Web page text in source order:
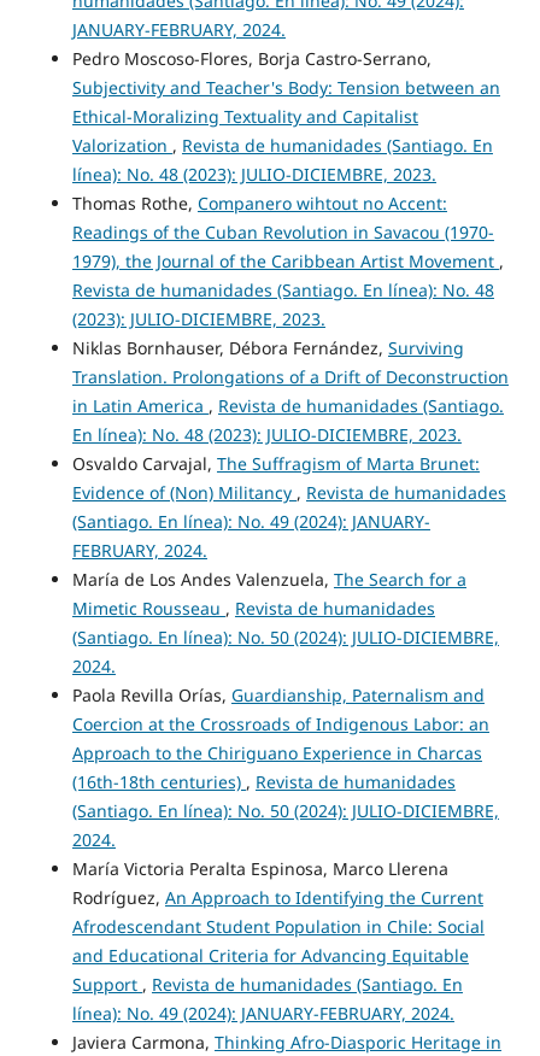
JANUARY-FEBRUARY, 2024.
Pedro Moscoso-Flores, Borja Castro-Serrano,
Subjectivity and Teacher's Body: Tension between an
Ethical-Moralizing Textuality and Capitalist
Valorization , Revista de humanidades (Santiago. En
línea): No. 48 (2023): JULIO-DICIEMBRE, 2023.
Thomas Rothe, Companero wihtout no Accent:
Readings of the Cuban Revolution in Savacou (1970-
1979), the Journal of the Caribbean Artist Movement ,
Revista de humanidades (Santiago. En línea): No. 48
(2023): JULIO-DICIEMBRE, 2023.
Niklas Bornhauser, Débora Fernández, Surviving
Translation. Prolongations of a Drift of Deconstruction
in Latin America , Revista de humanidades (Santiago.
En línea): No. 48 (2023): JULIO-DICIEMBRE, 2023.
Osvaldo Carvajal, The Suffragism of Marta Brunet:
Evidence of (Non) Militancy , Revista de humanidades
(Santiago. En línea): No. 49 (2024): JANUARY-
FEBRUARY, 2024.
María de Los Andes Valenzuela, The Search for a
Mimetic Rousseau , Revista de humanidades
(Santiago. En línea): No. 50 (2024): JULIO-DICIEMBRE,
2024.
Paola Revilla Orías, Guardianship, Paternalism and
Coercion at the Crossroads of Indigenous Labor: an
Approach to the Chiriguano Experience in Charcas
(16th-18th centuries) , Revista de humanidades
(Santiago. En línea): No. 50 (2024): JULIO-DICIEMBRE,
2024.
María Victoria Peralta Espinosa, Marco Llerena
Rodríguez, An Approach to Identifying the Current
Afrodescendant Student Population in Chile: Social
and Educational Criteria for Advancing Equitable
Support , Revista de humanidades (Santiago. En
línea): No. 49 (2024): JANUARY-FEBRUARY, 2024.
Javiera Carmona, Thinking Afro-Diasporic Heritage in